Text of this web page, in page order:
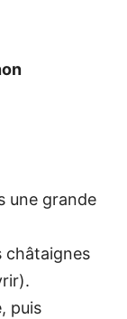
une grande
châtaignes
puis